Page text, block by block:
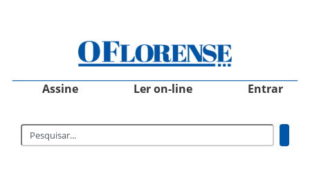
Assine Ler on-line Entrar